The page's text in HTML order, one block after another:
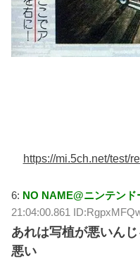
https://mi.5ch.net/test/
6: NO NAME@ニンテンド
21:04:00.861
あれは写植が悪いん
悪い